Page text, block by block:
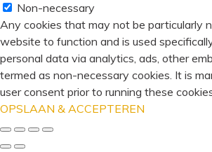
Non-necessary
Any cookies that may not be particularly
website to function and is used
personal data via analytics, ads, other
termed as non-necessary cookies. It is
user consent prior to running these
OPSLAAN & ACCEPTEREN